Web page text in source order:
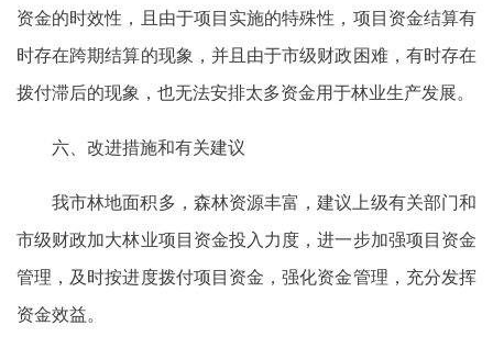
资金的时效性，且由于项目实施的特殊性，项目资金结算有
时存在跨期结算的现象，并且由于市级财政困难，有时存在
拨付滞后的现象，也无法安排太多资金用于林业生产发展。
六、改进措施和有关建议
我市林地面积多，森林资源丰富，建议上级有关部门和
市级财政加大林业项目资金投入力度，进一步加强项目资金
管理，及时按进度拨付项目资金，强化资金管理，充分发挥
资金效益。